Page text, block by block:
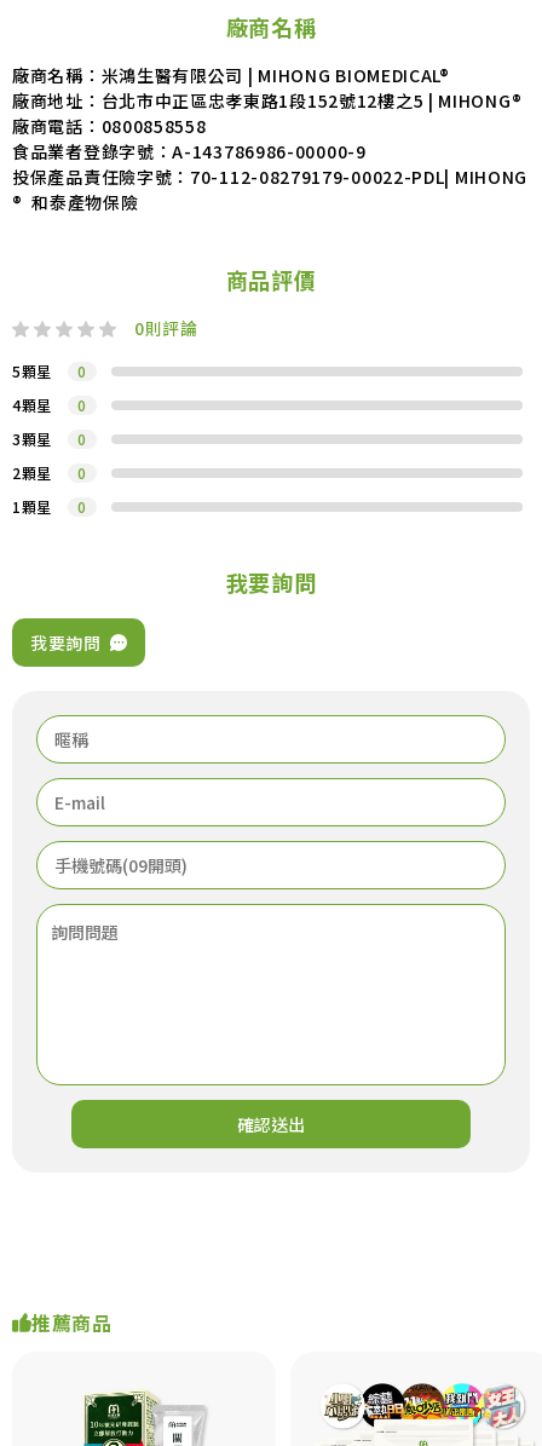
廠商名稱
廠商名稱：米鴻生醫有限公司 | MIHONG BIOMEDICAL®
廠商地址：台北市中正區忠孝東路1段152號12樓之5 | MIHONG®
廠商電話： 0800858558
食品業者登錄字號：A-143786986-00000-9
投保產品責任險字號： 70-112-08279179-00022-PDL| MIHONG
® 和泰產物保險
商品評價
0則評論
5顆星
0
4顆星
0
3顆星
0
2顆星
0
1顆星
0
我要詢問
我要詢問
確認送出
推薦商品